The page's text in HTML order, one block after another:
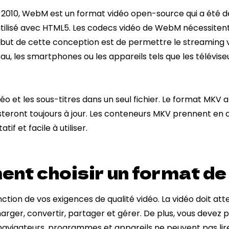
WebM est un format vidéo open-source qui a
avec HTML5. Les codecs vidéo de WebM
de cette conception est de permettre le streaming
les smartphones ou les appareils tels que les
et les sous-titres dans un seul fichier. Le format
toujours à jour. Les conteneurs MKV prennent
et facile à utiliser.
choisir un format
de vos exigences de qualité vidéo. La vidéo doit
convertir, partager et gérer. De plus, vous